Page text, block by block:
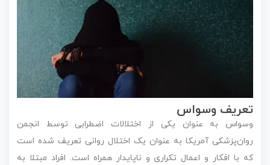
تعریف وسواس
وسواس به عنوان یکی از اختلالات اضطرابی توسط انجمن
روان‌پزشکی آمریکا به عنوان یک اختلال روانی تعریف شده است
که با افکار و اعمال تکراری و ناپایدار همراه است. افراد مبتلا به